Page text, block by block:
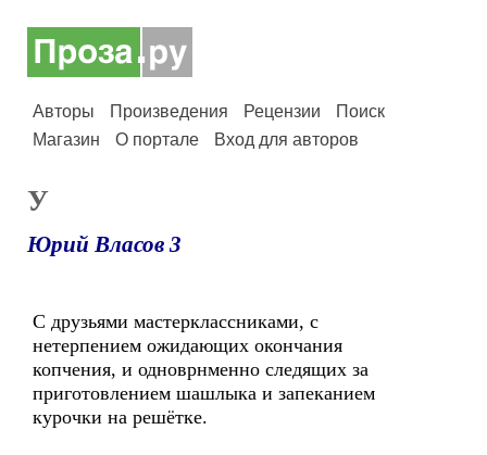
Авторы Произведения Рецензии
Поиск
Магазин
О портале Вход для авторов
У
Юрий Власов 3
С друзьями мастерклассниками, с
нетерпением ожидающих окончания
копчения, и одноврнменно следящих за
приготовлением шашлыка и запеканием
курочки на решётке.